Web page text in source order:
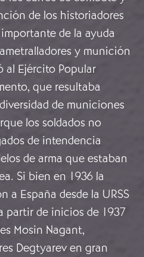
de los historiadores
de la ayuda
y munición
al Ejército Popular
que resultaba
de municiones
los soldados no
de intendencia
de arma que estaban
Si bien en 1936 la
a España desde la URSS
partir de inicios de 1937
Mosin Nagant,
Degtyarev en gran